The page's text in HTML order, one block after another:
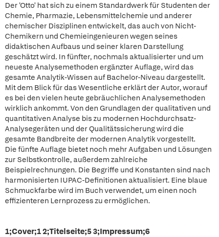
Der 'Otto' hat sich zu einem Standardwerk für Studenten der
Chemie, Pharmazie, Lebensmittelchemie und anderer
chemischer Disziplinen entwickelt, das auch von Nicht-
Chemikern und Chemieingenieuren wegen seines
didaktischen Aufbaus und seiner klaren Darstellung
geschätzt wird. In fünfter, nochmals aktualisierter und um
neueste Analysemethoden ergänzter Auflage, wird das
gesamte Analytik-Wissen auf Bachelor-Niveau dargestellt.
Mit dem Blick für das Wesentliche erklärt der Autor, worauf
es bei den vielen heute gebräuchlichen Analysemethoden
wirklich ankommt. Von den Grundlagen der qualitativen und
quantitativen Analyse bis zu modernen Hochdurchsatz-
Analysegeräten und der Qualitätssicherung wird die
gesamte Bandbreite der modernen Analytik vorgestellt.
Die fünfte Auflage bietet noch mehr Aufgaben und Lösungen
zur Selbstkontrolle, außerdem zahlreiche
Beispielrechnungen. Die Begriffe und Konstanten sind nach
harmonisierten IUPAC-Definitionen aktualisiert. Eine blaue
Schmuckfarbe wird im Buch verwendet, um einen noch
effizienteren Lernprozess zu ermöglichen.
1;Cover;1 2;Titelseite;5 3;Impressum;6